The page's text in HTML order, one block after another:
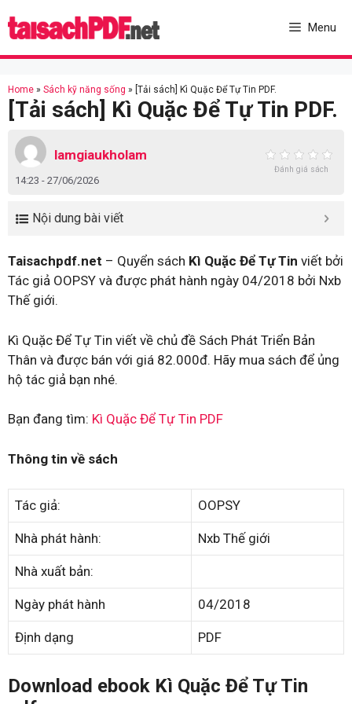
to
Menu
Home » Sách kỹ năng sống » [Tải sách] Kì Quặc Để Tự Tin PDF.
[Tải sách] Kì Quặc Để Tự Tin PDF.
lamgiaukholam
14:23 - 27/06/2026
Đánh giá sách
Nội dung bài viết
Taisachpdf.net – Quyển sách Kì Quặc Để Tự Tin viết bởi
Tác giả OOPSY và được phát hành ngày 04/2018 bởi Nxb
Thế giới.
Kì Quặc Để Tự Tin viết về chủ đề Sách Phát Triển Bản
Thân và được bán với giá 82.000đ. Hãy mua sách để ủng
hộ tác giả bạn nhé.
Bạn đang tìm: Kì Quặc Để Tự Tin PDF
Thông tin về sách
Tác giả: OOPSY
Nhà phát hành: Nxb Thế giới
Nhà xuất bản:
Ngày phát hành 04/2018
Định dạng PDF
Download ebook Kì Quặc Để Tự Tin